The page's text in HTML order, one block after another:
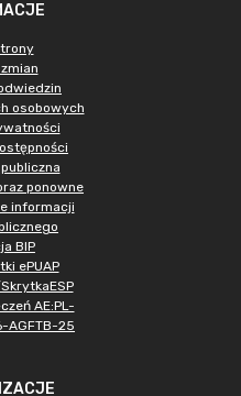
osobowych
ponowne
informacji
BIP
ePUAP
AE:PL-
AGFTB-25